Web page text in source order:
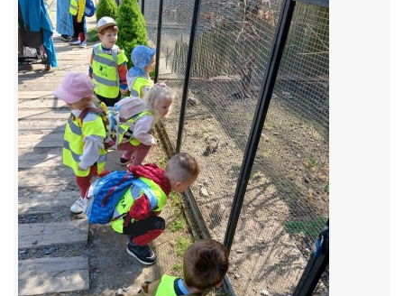
REFERENCE
FOTOALBUM
© 2026 eStránky.cz